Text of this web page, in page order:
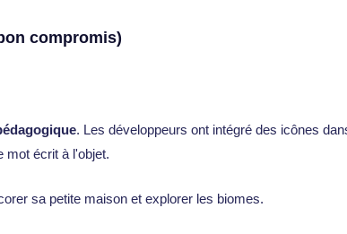
compromis)
. Les développeurs ont intégré des icônes
mot écrit à l'objet.
sa petite maison et explorer les biomes.